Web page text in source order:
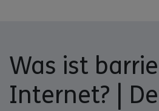
Was ist
Internet? |